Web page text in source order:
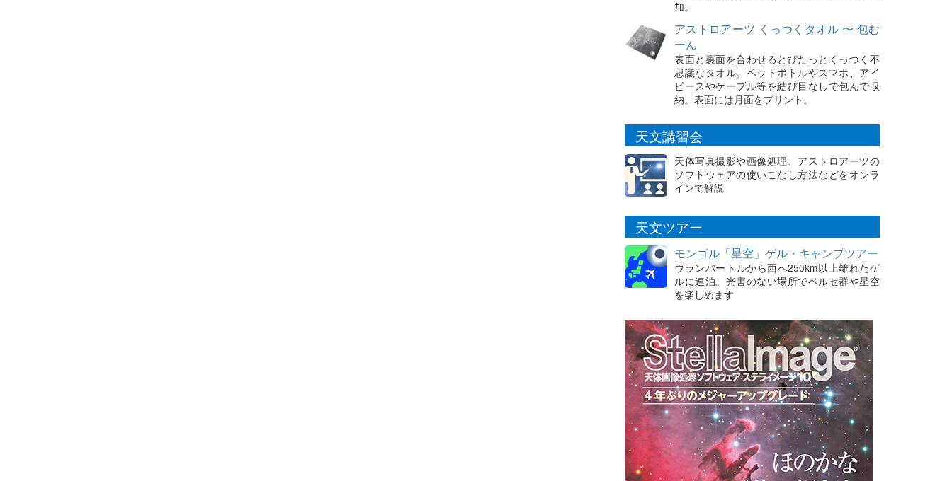
加。
アストロアーツ くっつくタオル 〜 包む
ーん
表面と裏面を合わせるとぴたっとくっつく不
思議なタオル。ペットボトルやスマホ、アイ
ピースやケーブル等を結び目なしで包んで収
納。表面には月面をプリント。
天文講習会
天体写真撮影や画像処理、アストロアーツの
ソフトウェアの使いこなし方法などをオンラ
インで解説
天文ツアー
モンゴル「星空」ゲル・キャンプツアー
ウランバートルから西へ250km以上離れたゲ
ルに連泊。光害のない場所でペルセ群や星空
を楽しめます